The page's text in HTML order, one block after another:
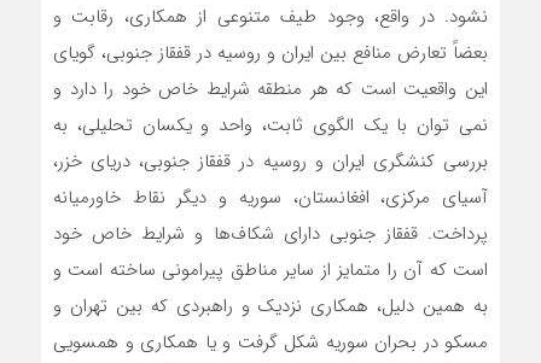
نشود. در واقع، وجود طیف متنوعی از همکاری، رقابت و
بعضاً تعارض منافع بین ایران و روسیه در قفقاز جنوبی، گویای
این واقعیت است که هر منطقه شرایط خاص خود را دارد و
نمی توان با یک الگوی ثابت، واحد و یکسان تحلیلی، به
بررسی کنشگری ایران و روسیه در قفقاز جنوبی، دریای خزر،
آسیای مرکزی، افغانستان، سوریه و دیگر نقاط خاورمیانه
پرداخت. قفقاز جنوبی دارای شکاف‌ها و شرایط خاص خود
است که آن را متمایز از سایر مناطق پیرامونی ساخته است و
به همین دلیل، همکاری نزدیک و راهبردی که بین تهران و
مسکو در بحران سوریه شکل گرفت و یا همکاری و همسویی